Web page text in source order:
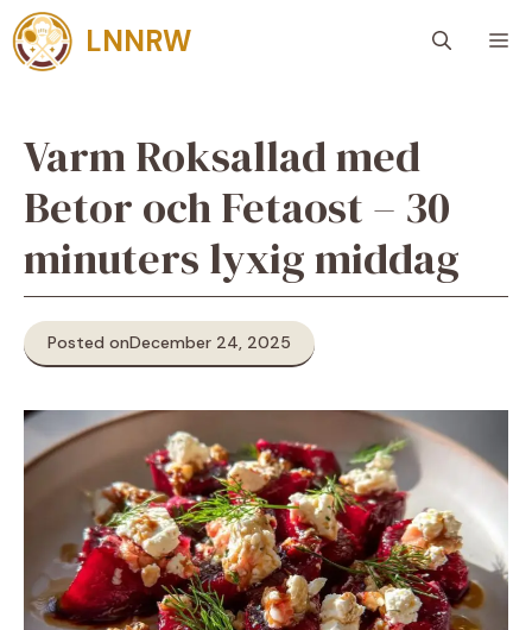
Skip
to
content
LNNRW
Varm Roksallad med
Betor och Fetaost – 30
minuters lyxig middag
Posted onDecember 24, 2025